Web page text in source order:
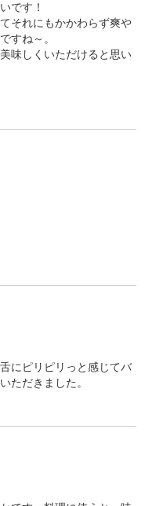
です！
それにもかかわらず爽や
すね～。
味しくいただけると思い
にピリピリっと感じてバ
ただきました。